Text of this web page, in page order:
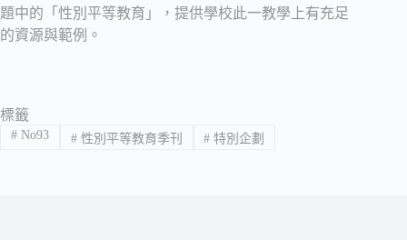
題中的「性別平等教育」，提供學校此一教學上有充足
的資源與範例。
標籤
#No93 #性別平等教育季刊 # 特別企劃